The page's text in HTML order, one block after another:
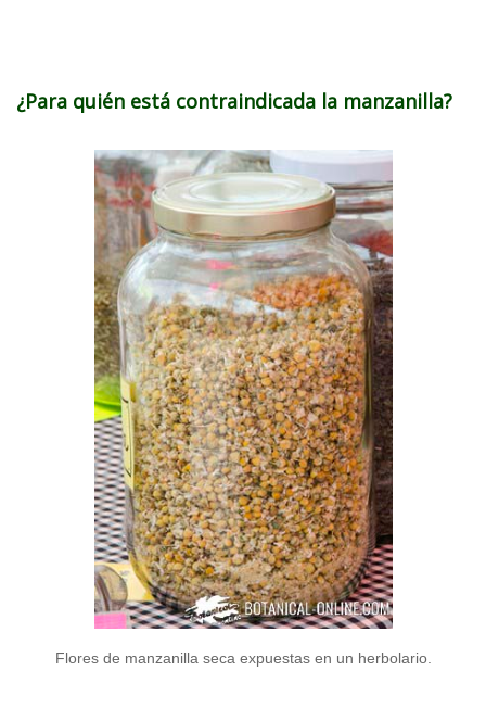
¿Para quién está contraindicada la manzanilla?
Flores de manzanilla seca expuestas en un herbolario.